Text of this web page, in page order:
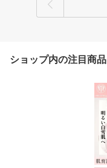
ショップ内の注目商品